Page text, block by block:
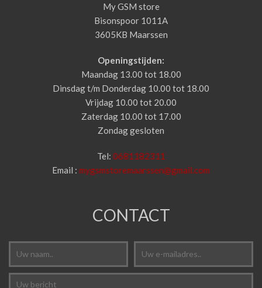
My GSM store
Bisonspoor 1011A
3605KB Maarssen
Openingstijden:
Maandag 13.00 tot 18.00
Dinsdag t/m Donderdag 10.00 tot 18.00
Vrijdag 10.00 tot 20.00
Zaterdag 10.00 tot 17.00
Zondag gesloten
Tel: 0681182311
Email : mygsmstoremaarssen@gmail.com
CONTACT